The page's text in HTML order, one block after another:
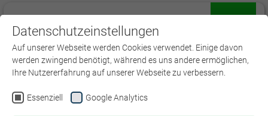
Experten
Datenschutzeinstellungen
Auf unserer Webseite werden Cookies verwendet. Einige davon
werden zwingend benötigt, während es uns andere ermöglichen,
Ihre Nutzererfahrung auf unserer Webseite zu verbessern.
Essenziell Google Analytics